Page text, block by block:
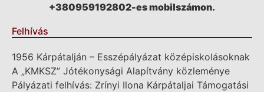
+380959192802-es mobilszámon.
Felhívás
1956 Kárpátalján – Esszépályázat középiskolásoknak
A „KMKSZ” Jótékonysági Alapítvány közleménye
Pályázati felhívás: Zrínyi Ilona Kárpátaljai Támogatási